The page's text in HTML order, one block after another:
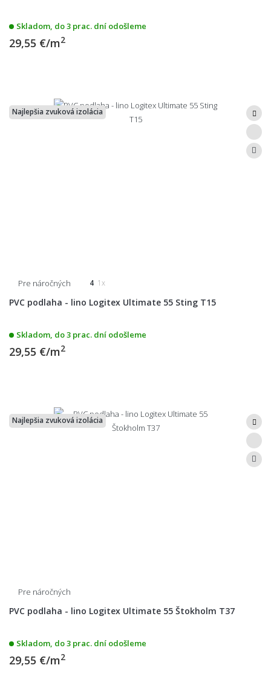
Skladom, do 3 prac. dní odošleme
29,55 €/m2
Najlepšia zvuková izolácia
Pre náročných 4 1x
PVC podlaha - lino Logitex Ultimate 55 Sting T15
Skladom, do 3 prac. dní odošleme
29,55 €/m2
Najlepšia zvuková izolácia
Pre náročných
PVC podlaha - lino Logitex Ultimate 55 Štokholm T37
Skladom, do 3 prac. dní odošleme
29,55 €/m2